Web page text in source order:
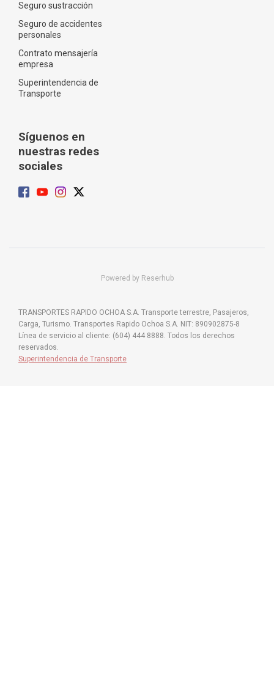
Seguro sustracción
Seguro de accidentes
personales
Contrato mensajería
empresa
Superintendencia de
Transporte
Síguenos en
nuestras redes
sociales
Powered by Reserhub
TRANSPORTES RAPIDO OCHOA S.A. Transporte terrestre, Pasajeros,
Carga, Turismo. Transportes Rapido Ochoa S.A. NIT: 890902875-8
Línea de servicio al cliente: (604) 444 8888. Todos los derechos
reservados.
Superintendencia de Transporte